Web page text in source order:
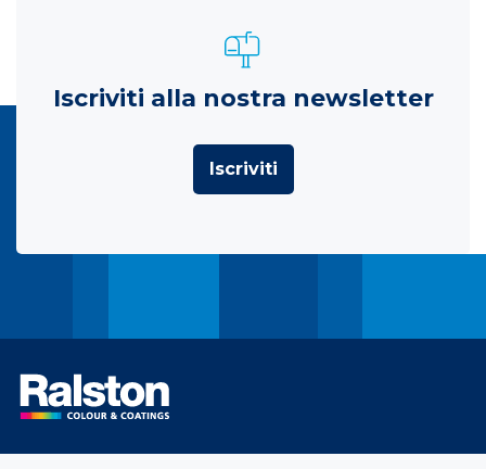
Iscriviti alla nostra newsletter
Iscriviti